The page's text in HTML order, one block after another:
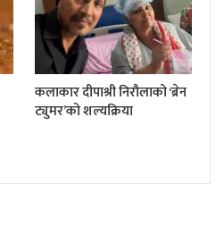
कलाकार दीपाश्री निरौलाको ‘ब्रेन
ट्युमर’को शल्यक्रिया